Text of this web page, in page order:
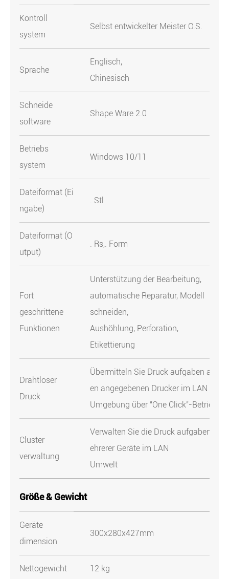
Kontroll
system
Selbst entwickelter Meister O.S.
Sprache
Englisch,
Chinesisch
Schneide
software
Shape Ware 2.0
Betriebs
system
Windows 10/11
Dateiformat (Ei
ngabe)
. Stl
Dateiformat (O
utput)
. Rs,. Form
Fort
geschrittene
Funktionen
Unterstützung der Bearbeitung,
automatische Reparatur, Modell
schneiden,
Aushöhlung, Perforation,
Etikettierung
Drahtloser
Druck
Übermitteln Sie Druck aufgaben an d
en angegebenen Drucker im LAN
Umgebung über "One Click"-Betrieb
Cluster
verwaltung
Verwalten Sie die Druck aufgaben m
ehrerer Geräte im LAN
Umwelt
Größe & Gewicht
Geräte
dimension
300x280x427mm
Nettogewicht 12 kg